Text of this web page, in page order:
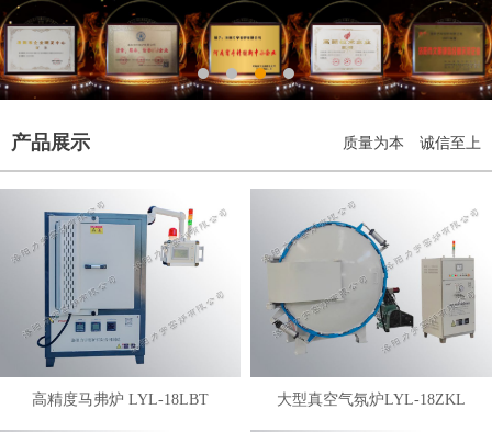
产品展示 质量为本 诚信至上
高精度马弗炉 LYL-18LBT 大型真空气氛炉LYL-18ZKL